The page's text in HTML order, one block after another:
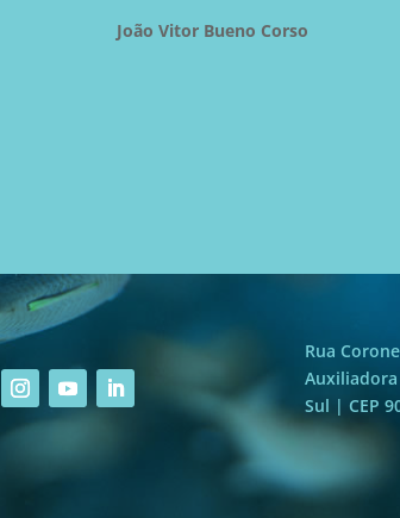
João Vitor Bueno Corso
Rua
Sul | CEP